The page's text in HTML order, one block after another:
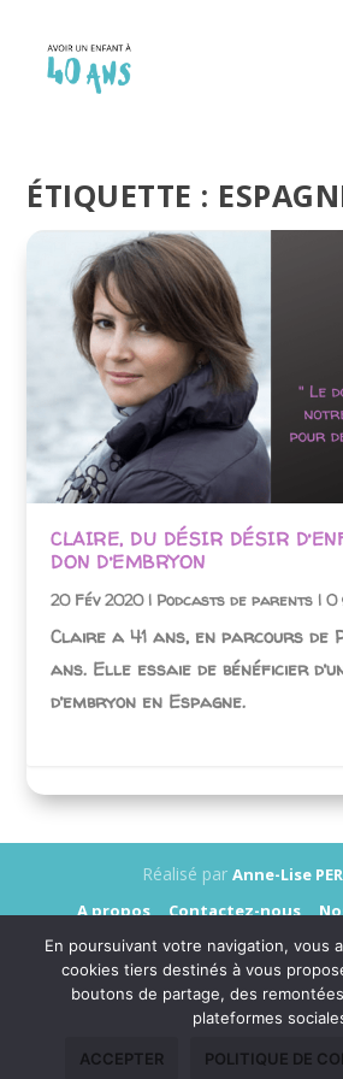
ÉTIQUETTE :
CLAIRE, DU DÉSIR DÉSIR
DON D’EMBRYON
20 Fév 2020| Podcasts de parents |0
Claire a 41 ans, en parcours de
ans. Elle essaie de bénéficier
d’embryon en Espagne.
Réalisé par Anne-Lise
A propos
Contactez-nous
Annonceurs
Presse
Données
En poursuivant votre navigation, vous
cookies tiers destinés à vous
boutons de partage, des
plateformes
ACCEPTER POLITIQUE DE